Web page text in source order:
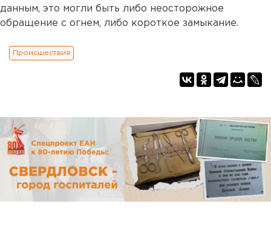
данным, это могли быть либо неосторожное
обращение с огнем, либо короткое замыкание.
Происшествия